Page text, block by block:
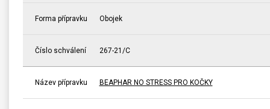
Forma přípravku Obojek
Číslo schválení 267-21/C
Název přípravku BEAPHAR NO STRESS PRO KOČKY